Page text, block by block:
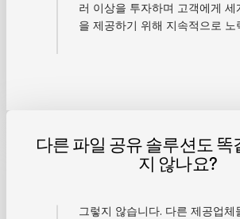
러 이상을 투자하며 고객에게 세
을 제공하기 위해 지속적으로 노
다른 파일 공유 솔루션도 똑
지 않나요?
그렇지 않습니다. 다른 제공업체